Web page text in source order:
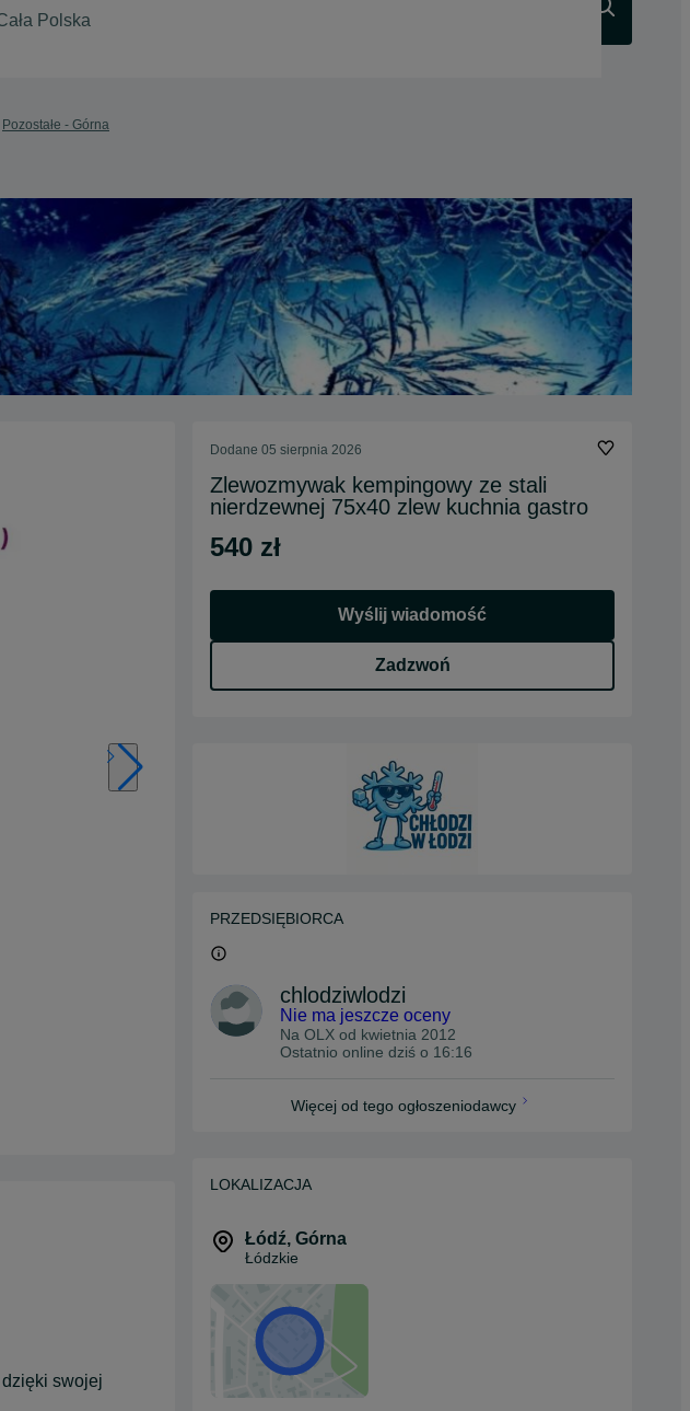
Pozostałe - Górna
swojej
Dodane 05 sierpnia 2026
Zlewozmywak kempingowy ze stali
nierdzewnej 75x40 zlew kuchnia gastro
540 zł
Wyślij wiadomość
Zadzwoń
PRZEDSIĘBIORCA
chlodziwlodzi
Nie ma jeszcze oceny
Na OLX od kwietnia 2012
Ostatnio online dziś o 16:16
Więcej od tego ogłoszeniodawcy
LOKALIZACJA
Łódź, Górna
Łódzkie